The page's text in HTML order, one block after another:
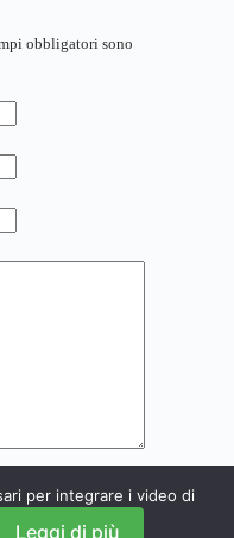
obbligatori sono
per integrare i video di
Leggi di più